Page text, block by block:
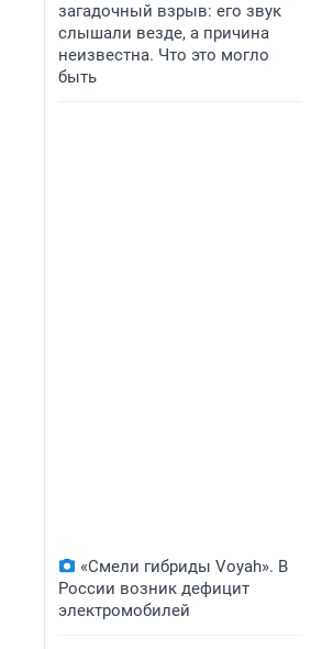
загадочный взрыв: его звук
слышали везде, а причина
неизвестна. Что это могло
быть
«Смели гибриды Voyah». В
России возник дефицит
электромобилей